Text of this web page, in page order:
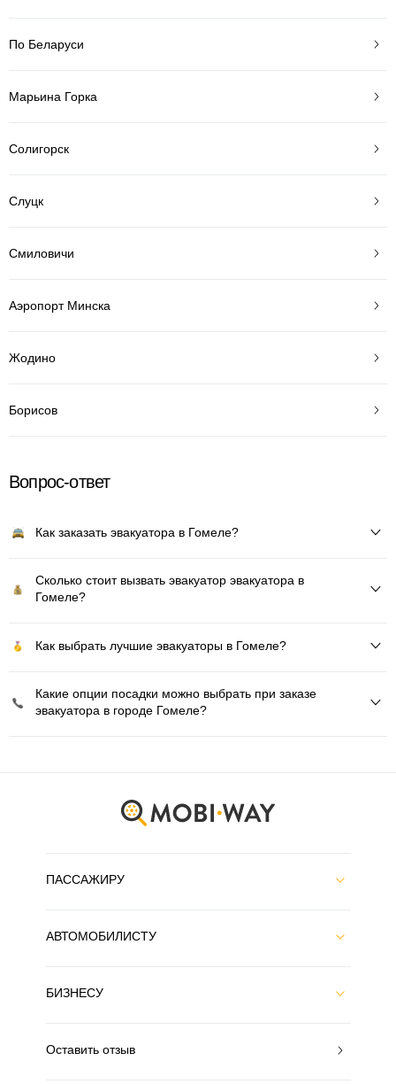
По Беларуси
Марьина Горка
Солигорск
Слуцк
Смиловичи
Аэропорт Минска
Жодино
Борисов
Вопрос-ответ
Как заказать эвакуатора в Гомеле?
Сколько стоит вызвать эвакуатор эвакуатора в
Гомеле?
Как выбрать лучшие эвакуаторы в Гомеле?
Какие опции посадки можно выбрать при заказе
эвакуатора в городе Гомеле?
ПАССАЖИРУ
АВТОМОБИЛИСТУ
БИЗНЕСУ
Оставить отзыв